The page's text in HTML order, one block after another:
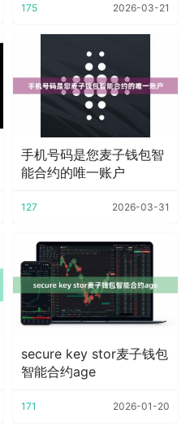
175 2026-03-21
手机号码是您麦子钱包智
能合约的唯一账户
127 2026-03-31
secure key stor麦子钱包
智能合约age
171 2026-01-20